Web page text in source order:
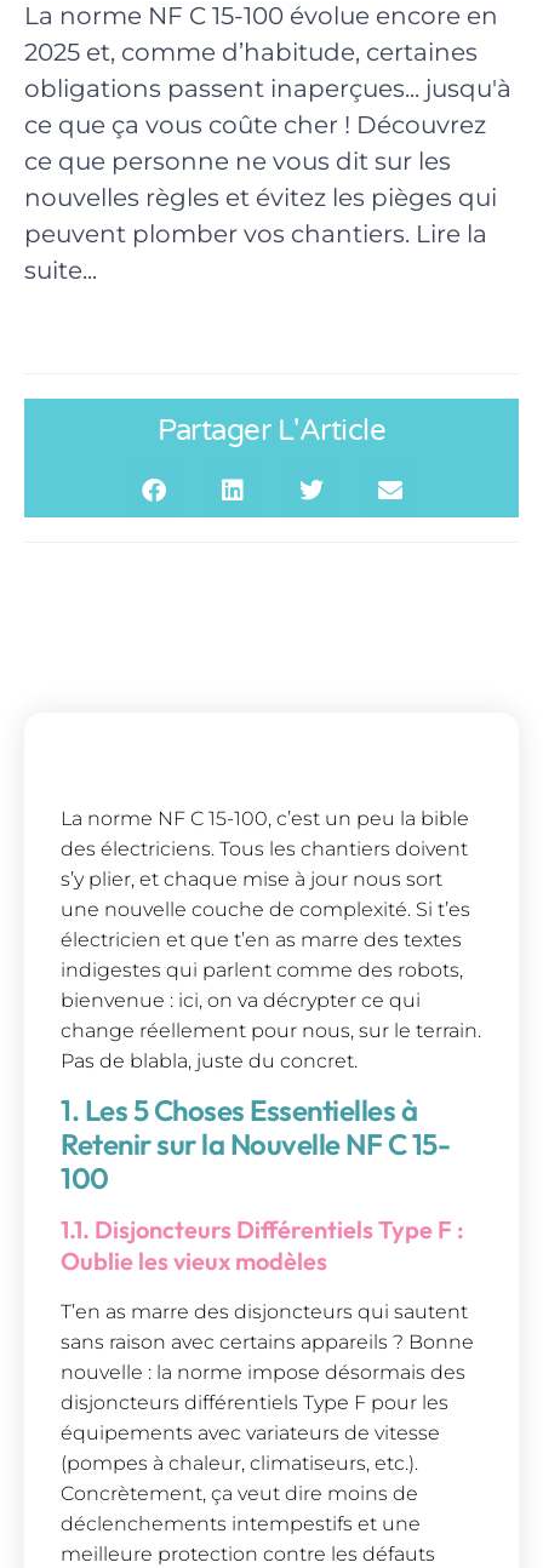
La norme NF C 15-100 évolue encore en
2025 et, comme d’habitude, certaines
obligations passent inaperçues... jusqu'à
ce que ça vous coûte cher ! Découvrez
ce que personne ne vous dit sur les
nouvelles règles et évitez les pièges qui
peuvent plomber vos chantiers. Lire la
suite...
Partager L'Article
La norme NF C 15-100, c’est un peu la bible
des électriciens. Tous les chantiers doivent
s’y plier, et chaque mise à jour nous sort
une nouvelle couche de complexité. Si t’es
électricien et que t’en as marre des textes
indigestes qui parlent comme des robots,
bienvenue : ici, on va décrypter ce qui
change réellement pour nous, sur le terrain.
Pas de blabla, juste du concret.
1. Les 5 Choses Essentielles à
Retenir sur la Nouvelle NF C 15-
100
1.1. Disjoncteurs Différentiels Type F :
Oublie les vieux modèles
T’en as marre des disjoncteurs qui sautent
sans raison avec certains appareils ? Bonne
nouvelle : la norme impose désormais des
disjoncteurs différentiels Type F pour les
équipements avec variateurs de vitesse
(pompes à chaleur, climatiseurs, etc.).
Concrètement, ça veut dire moins de
déclenchements intempestifs et une
meilleure protection contre les défauts